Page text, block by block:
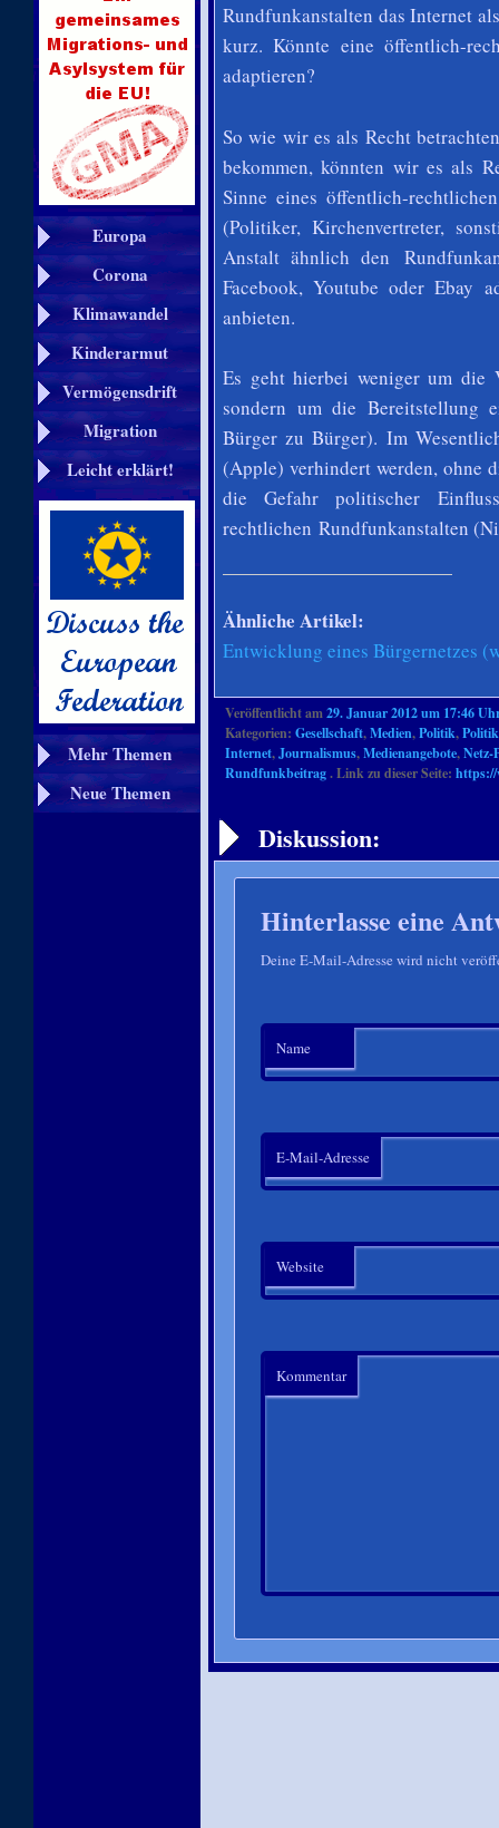
Europa
Corona
Klimawandel
Kinderarmut
Vermögensdrift
Migration
Leicht erklärt!
Mehr Themen
Neue Themen
Rundfunkanstalten das Internet
kurz. Könnte eine öffentlich-
adaptieren?
So wie wir es als Recht
bekommen, könnten wir es als
Sinne eines öffentlich-
(Politiker, Kirchenvertreter,
Anstalt ähnlich den
Facebook, Youtube oder Ebay
anbieten.
Es geht hierbei weniger um die
sondern um die Bereitstellung
Bürger zu Bürger). Im
(Apple) verhindert werden, ohne
die Gefahr politischer
rechtlichen Rundfunkanstalten
Ähnliche Artikel:
Entwicklung eines Bürgernetzes
Veröffentlicht am29. Januar 2012 um 17:46
Kategorien: Gesellschaft,Medien,Politik,
Internet,Journalismus,Medienangebote,Netz-
Rundfunkbeitrag. Link zu dieser Seite: https://
Diskussion:
Hinterlasse eine
Deine E-Mail-Adresse wird nicht
Name
E-Mail-Adresse
Website
Kommentar